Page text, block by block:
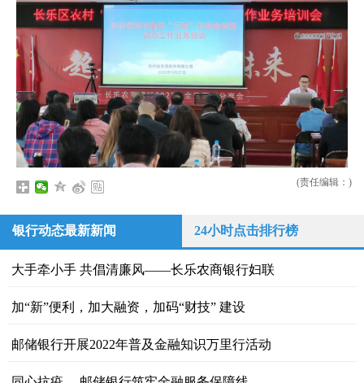
(责任编辑：)
银行动态最新新闻 24小时点击排行榜
大手牵小手 共倡清廉风——长乐农商银行妇联
加“新”便利，加大融资，加码“财技” 建设
邮储银行开展2022年普及金融知识万里行活动